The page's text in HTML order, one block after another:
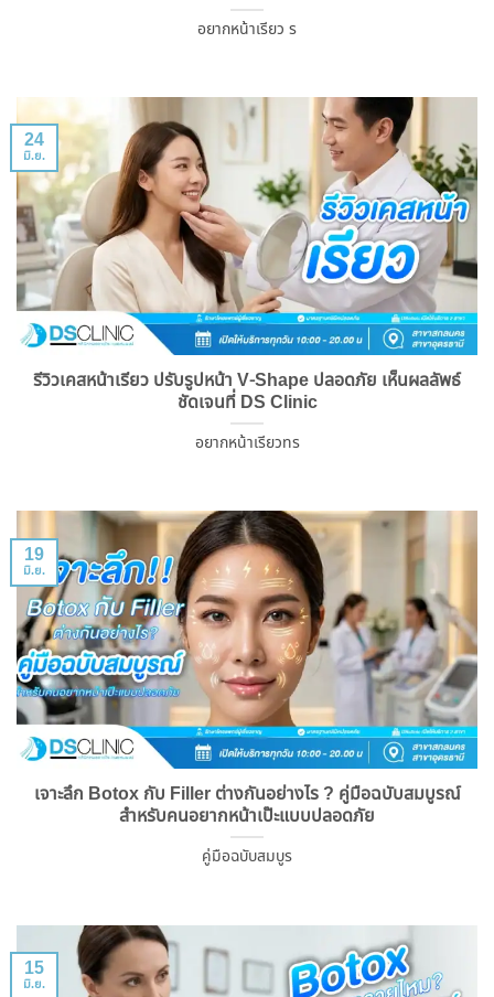
อยากหน้าเรียว ร
รีวิวเคสหน้าเรียว ปรับรูปหน้า V-Shape ปลอดภัย เห็นผลลัพธ์
ชัดเจนที่ DS Clinic
อยากหน้าเรียวทร
24
มิ.ย.
เจาะลึก Botox กับ Filler ต่างกันอย่างไร ? คู่มือฉบับสมบูรณ์
สำหรับคนอยากหน้าเป๊ะแบบปลอดภัย
คู่มือฉบับสมบูร
19
มิ.ย.
15
มิ.ย.